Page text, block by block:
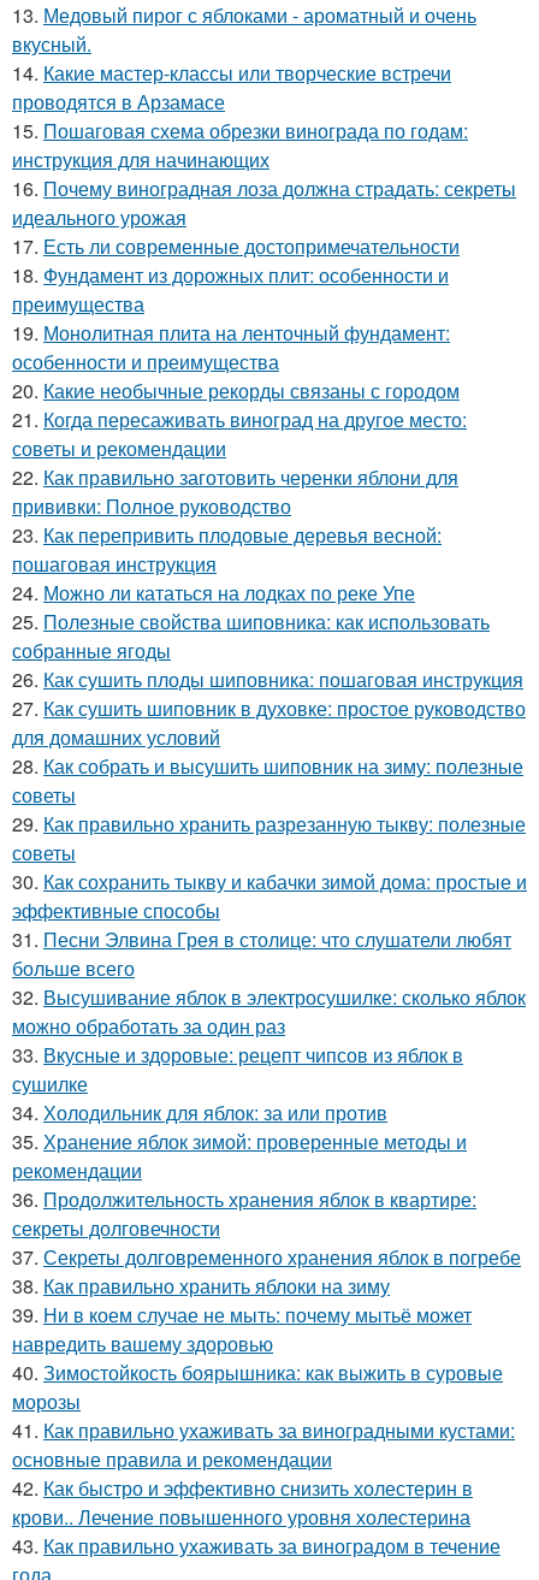
13. Медовый пирог с яблоками - ароматный и очень
вкусный.
14. Какие мастер-классы или творческие встречи
проводятся в Арзамасе
15. Пошаговая схема обрезки винограда по годам:
инструкция для начинающих
16. Почему виноградная лоза должна страдать: секреты
идеального урожая
17. Есть ли современные достопримечательности
18. Фундамент из дорожных плит: особенности и
преимущества
19. Монолитная плита на ленточный фундамент:
особенности и преимущества
20. Какие необычные рекорды связаны с городом
21. Когда пересаживать виноград на другое место:
советы и рекомендации
22. Как правильно заготовить черенки яблони для
прививки: Полное руководство
23. Как перепривить плодовые деревья весной:
пошаговая инструкция
24. Можно ли кататься на лодках по реке Упе
25. Полезные свойства шиповника: как использовать
собранные ягоды
26. Как сушить плоды шиповника: пошаговая инструкция
27. Как сушить шиповник в духовке: простое руководство
для домашних условий
28. Как собрать и высушить шиповник на зиму: полезные
советы
29. Как правильно хранить разрезанную тыкву: полезные
советы
30. Как сохранить тыкву и кабачки зимой дома: простые и
эффективные способы
31. Песни Элвина Грея в столице: что слушатели любят
больше всего
32. Высушивание яблок в электросушилке: сколько яблок
можно обработать за один раз
33. Вкусные и здоровые: рецепт чипсов из яблок в
сушилке
34. Холодильник для яблок: за или против
35. Хранение яблок зимой: проверенные методы и
рекомендации
36. Продолжительность хранения яблок в квартире:
секреты долговечности
37. Секреты долговременного хранения яблок в погребе
38. Как правильно хранить яблоки на зиму
39. Ни в коем случае не мыть: почему мытьё может
навредить вашему здоровью
40. Зимостойкость боярышника: как выжить в суровые
морозы
41. Как правильно ухаживать за виноградными кустами:
основные правила и рекомендации
42. Как быстро и эффективно снизить холестерин в
крови.. Лечение повышенного уровня холестерина
43. Как правильно ухаживать за виноградом в течение
года